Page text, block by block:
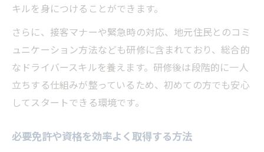
キルを身につけることができます。
さらに、接客マナーや緊急時の対応、地元住民とのコミ
ュニケーション方法なども研修に含まれており、総合的
なドライバースキルを養えます。研修後は段階的に一人
立ちする仕組みが整っているため、初めての方でも安心
してスタートできる環境です。
必要免許や資格を効率よく取得する方法